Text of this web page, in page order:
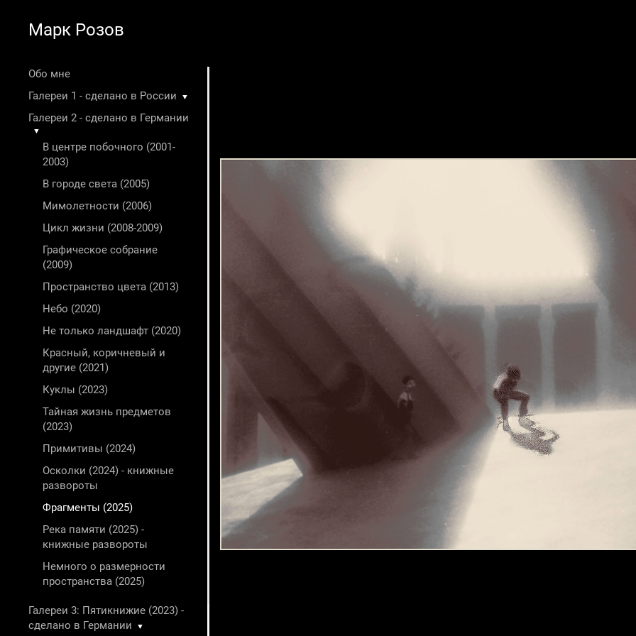
Марк Розов
Обо мне
Галереи 1 - сделано в России
▼
Галереи 2 - сделано в Германии
▼
В центре побочного (2001-
2003)
В городе света (2005)
Мимолетности (2006)
Цикл жизни (2008-2009)
Графическое собрание
(2009)
Пространство цвета (2013)
Небо (2020)
Не только ландшафт (2020)
Красный, коричневый и
другие (2021)
Куклы (2023)
Тайная жизнь предметов
(2023)
Примитивы (2024)
Осколки (2024) - книжные
развороты
Фрагменты (2025)
Река памяти (2025) -
книжные развороты
Немного о размерности
пространства (2025)
Галереи 3: Пятикнижие (2023) -
сделано в Германии
▼